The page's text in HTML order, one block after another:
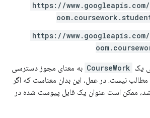
https://
https://
یک CourseWork به معنای مجوز دسترسی
مطالب نیست. در عمل، این بدان معناست که اگر
ممکن است عنوان یک فایل پیوست شده در